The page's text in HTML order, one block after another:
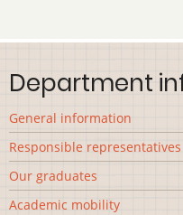
Department
General information
Responsible representatives
Our graduates
Academic mobility